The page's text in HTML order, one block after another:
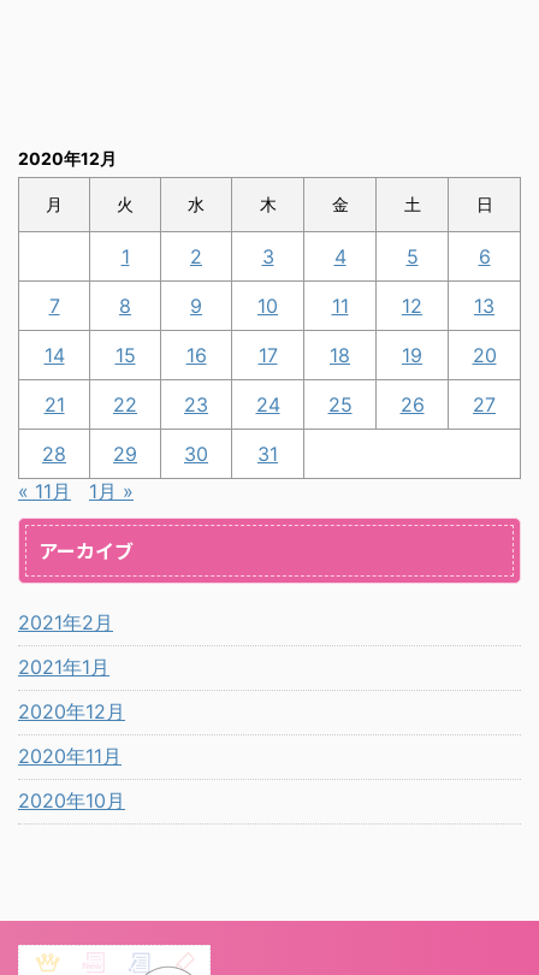
2020年12月
月 火 水 木 金 土 日
1 2 3 4 5 6
7 8 9 10 11 12 13
14 15 16 17 18 19 20
21 22 23 24 25 26 27
28 29 30
31
« 11月
1月 »
アーカイブ
2021年2月
2021年1月
2020年12月
2020年11月
2020年10月